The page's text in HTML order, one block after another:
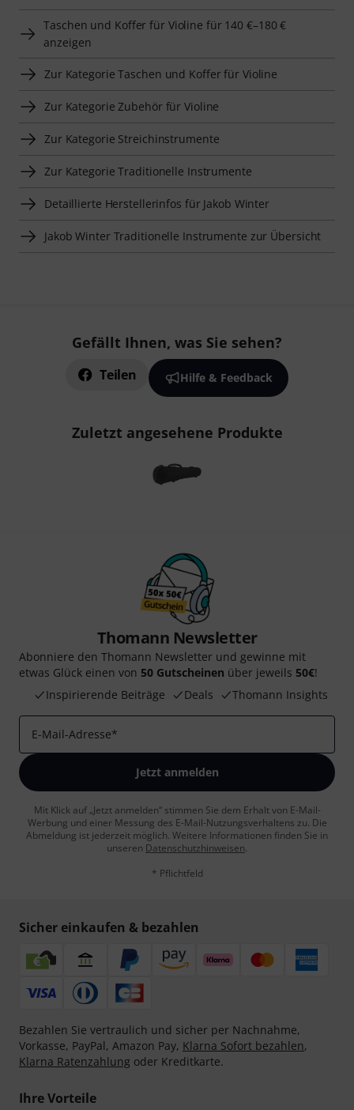
Taschen und Koffer für Violine für 140 €–180 €
anzeigen
Zur Kategorie Taschen und Koffer für Violine
Zur Kategorie Zubehör für Violine
Zur Kategorie Streichinstrumente
Zur Kategorie Traditionelle Instrumente
Detaillierte Herstellerinfos für Jakob Winter
Jakob Winter Traditionelle Instrumente zur Übersicht
Gefällt Ihnen, was Sie sehen?
Teilen Hilfe & Feedback
Zuletzt angesehene Produkte
Thomann Newsletter
Abonniere den Thomann Newsletter und gewinne mit
etwas Glück einen von 50 Gutscheinen über jeweils 50€!
Inspirierende Beiträge
Deals Thomann Insights
E-Mail-Adresse*
Jetzt anmelden
Mit Klick auf „Jetzt anmelden“ stimmen Sie dem Erhalt von E-Mail-
Werbung und einer Messung des E-Mail-Nutzungsverhaltens zu. Die
Abmeldung ist jederzeit möglich. Weitere Informationen finden Sie in
unseren Datenschutzhinweisen.
* Pflichtfeld
Sicher einkaufen & bezahlen
Bezahlen Sie vertraulich und sicher per Nachnahme,
Vorkasse, PayPal, Amazon Pay, Klarna Sofort bezahlen,
Klarna Ratenzahlung oder Kreditkarte.
Ihre Vorteile